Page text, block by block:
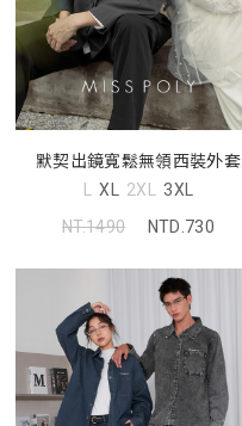
默契出鏡寬鬆無領西裝外套
(unisex) MISS
L XL 2XL 3XL
NT.1490
NTD.730